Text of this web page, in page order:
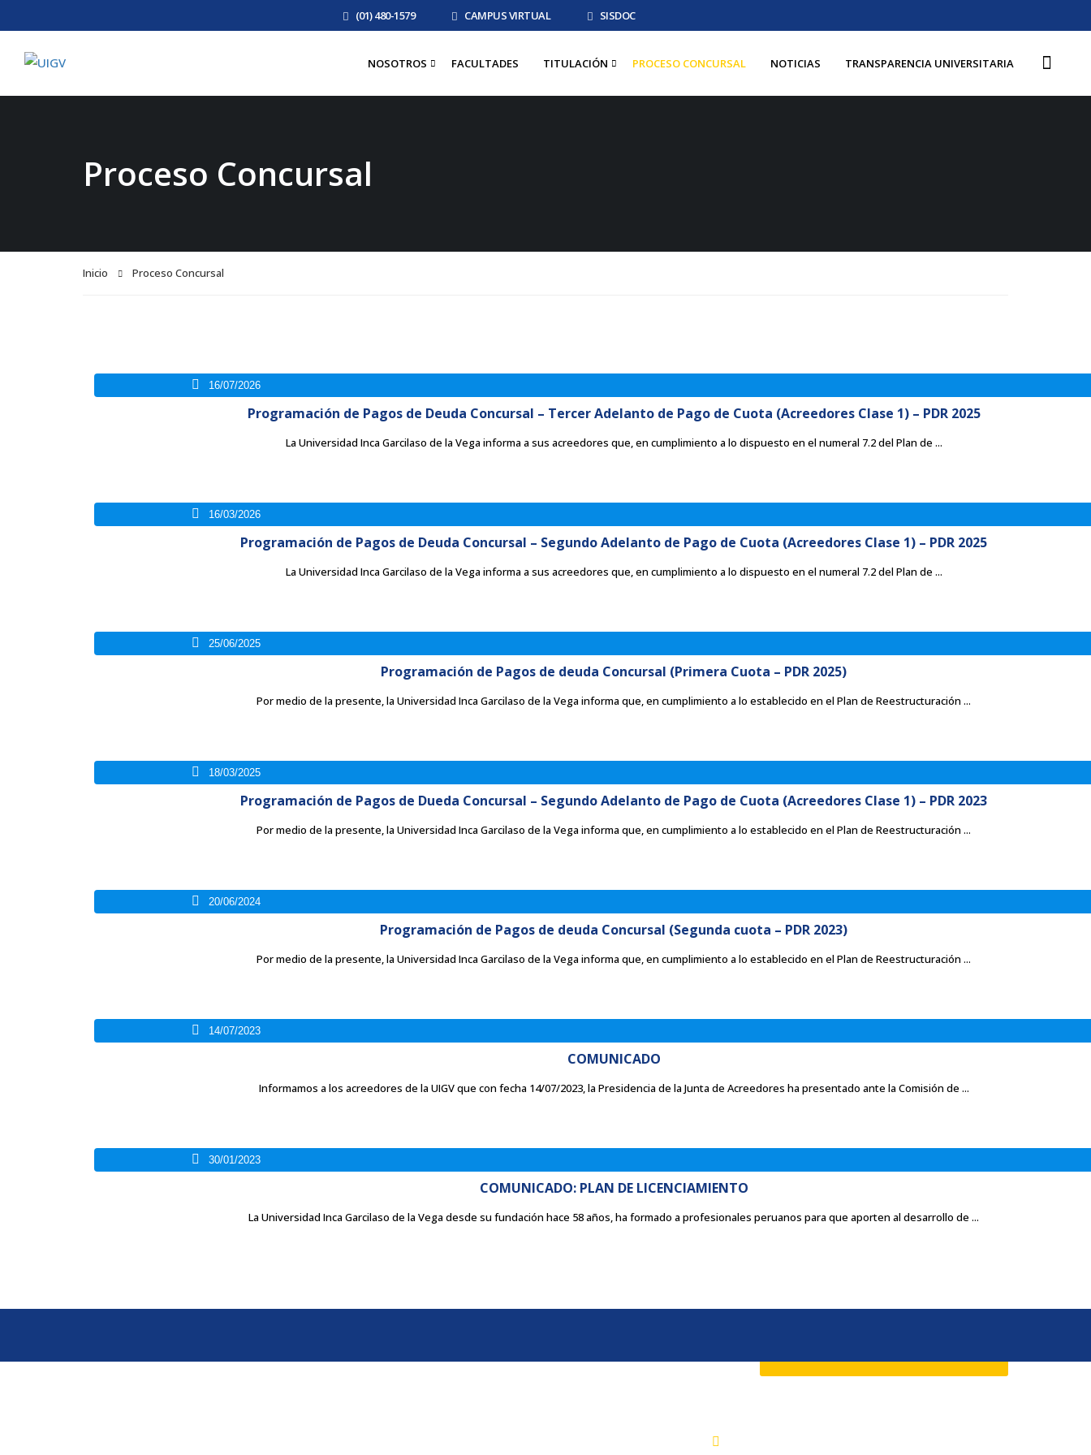
(01) 480-1579 CAMPUS VIRTUAL SISDOC
NOSOTROS FACULTADES TITULACIÓN PROCESO CONCURSAL NOTICIAS TRANSPARENCIA UNIVERSITARIA
Proceso Concursal
Inicio Proceso Concursal
16/07/2026
Programación de Pagos de Deuda Concursal – Tercer Adelanto de Pago de Cuota (Acreedores Clase 1) – PDR 2025
La Universidad Inca Garcilaso de la Vega informa a sus acreedores que, en cumplimiento a lo dispuesto en el numeral 7.2 del Plan de ...
16/03/2026
Programación de Pagos de Deuda Concursal – Segundo Adelanto de Pago de Cuota (Acreedores Clase 1) – PDR 2025
La Universidad Inca Garcilaso de la Vega informa a sus acreedores que, en cumplimiento a lo dispuesto en el numeral 7.2 del Plan de ...
25/06/2025
Programación de Pagos de deuda Concursal (Primera Cuota – PDR 2025)
Por medio de la presente, la Universidad Inca Garcilaso de la Vega informa que, en cumplimiento a lo establecido en el Plan de Reestructuración ...
18/03/2025
Programación de Pagos de Dueda Concursal – Segundo Adelanto de Pago de Cuota (Acreedores Clase 1) – PDR 2023
Por medio de la presente, la Universidad Inca Garcilaso de la Vega informa que, en cumplimiento a lo establecido en el Plan de Reestructuración ...
20/06/2024
Programación de Pagos de deuda Concursal (Segunda cuota – PDR 2023)
Por medio de la presente, la Universidad Inca Garcilaso de la Vega informa que, en cumplimiento a lo establecido en el Plan de Reestructuración ...
14/07/2023
COMUNICADO
Informamos a los acreedores de la UIGV que con fecha 14/07/2023, la Presidencia de la Junta de Acreedores ha presentado ante la Comisión de ...
30/01/2023
COMUNICADO: PLAN DE LICENCIAMIENTO
La Universidad Inca Garcilaso de la Vega desde su fundación hace 58 años, ha formado a profesionales peruanos para que aporten al desarrollo de ...